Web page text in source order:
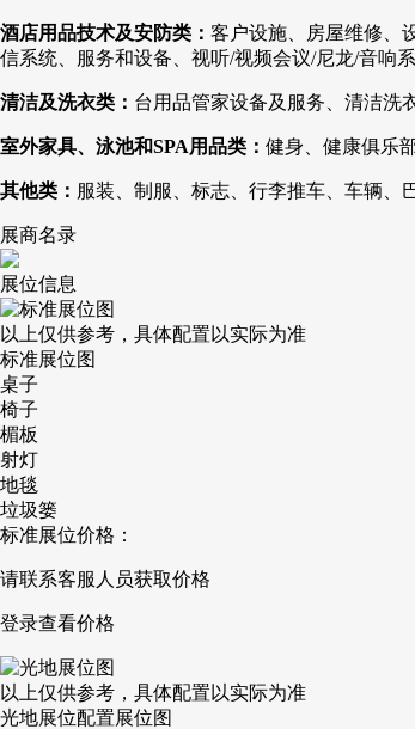
酒店用品技术及安防类： 客户设施、房屋维修、
信系统、服务和设备、视听/视频会议/尼龙/音响
清洁及洗衣类： 台用品管家设备及服务、清洁洗
室外家具、泳池和SPA用品类： 健身、健康俱乐
其他类： 服装、制服、标志、行李推车、车辆、
展商名录
展位信息
以上仅供参考，具体配置以实际为准
标准展位图
桌子
椅子
楣板
射灯
地毯
垃圾篓
标准展位价格：
请联系客服人员获取价格
登录查看价格
以上仅供参考，具体配置以实际为准
光地展位配置展位图